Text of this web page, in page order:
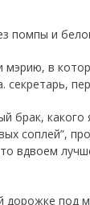
помпы и
мэрию, в
секретарь,
брак, какого
соплей”,
вдвоем
дорожке под